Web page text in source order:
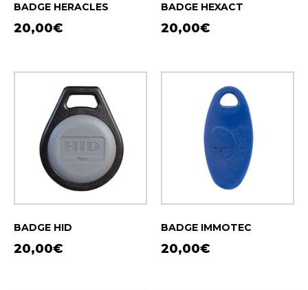
BADGE HERACLES
20,00€
BADGE HEXACT
20,00€
BADGE HID
20,00€
BADGE IMMOTEC
20,00€